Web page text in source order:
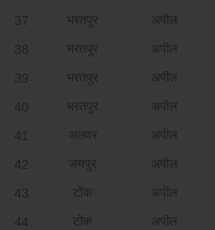
37 भरतपुर अपील
38 भरतपुर अपील
39 भरतपुर अपील
40 भरतपुर अपील
41 अलवर अपील
42 जयपुर अपील
43 टोंक अपील
44 टोंक अपील